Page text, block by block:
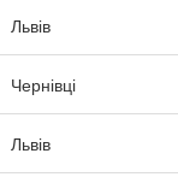
Львів
Чернівці
Львів